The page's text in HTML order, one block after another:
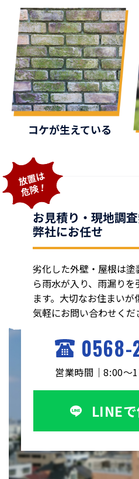
コケが生えている
お見積り・現地調査
弊社にお任せ
劣化した外壁・屋根は
ら雨水が入り、雨漏り
ます。大切なお住まい
気軽にお問い合わせくだ
0568-
営業時間｜8:00～
LINE